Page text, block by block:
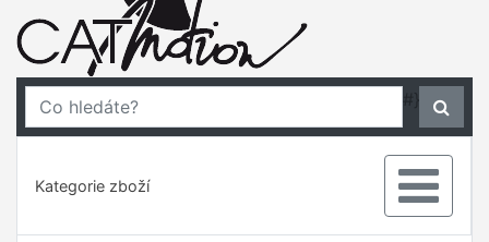
#}
Kategorie zboží